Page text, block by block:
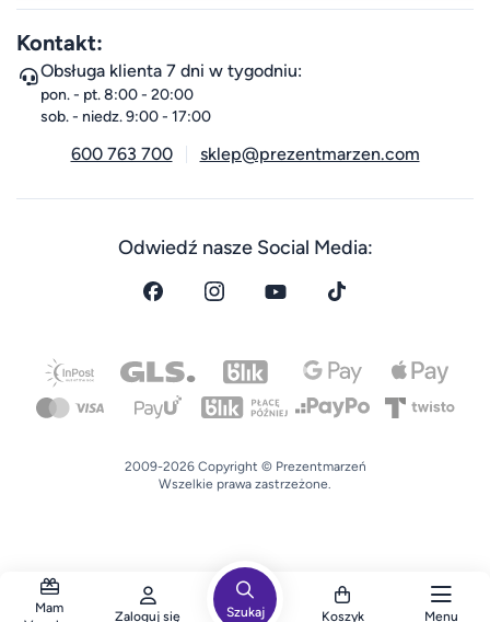
Mam
Zaloguj się Szukaj Koszyk Menu
Kontakt:
Obsługa klienta 7 dni w tygodniu:
pon. - pt. 8:00 - 20:00
sob. - niedz. 9:00 - 17:00
600 763 700 sklep@prezentmarzen.com
Odwiedź nasze Social Media:
2009-2026 Copyright © Prezentmarzeń
Wszelkie prawa zastrzeżone.